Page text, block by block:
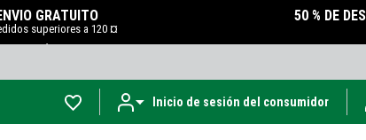
GRATUITO
superiores a 120 ¤
.
50 % DE
Inicio de sesión del consumidor